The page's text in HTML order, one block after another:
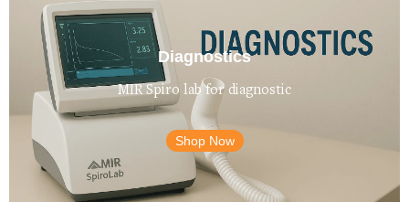
Diagnostics
MIR Spiro lab for diagnostic
Shop Now